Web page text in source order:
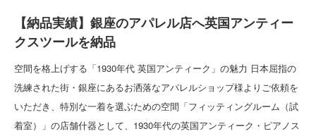
【納品実績】銀座のアパレル店へ英国アンティー
クスツールを納品
空間を格上げする「1930年代 英国アンティーク」の魅力 日本屈指の
洗練された街・銀座にあるお洒落なアパレルショップ様よりご依頼を
いただき、特別な一着を選ぶための空間「フィッティングルーム（試
着室）」の店舗什器として、1930年代の英国アンティーク・ピアノス